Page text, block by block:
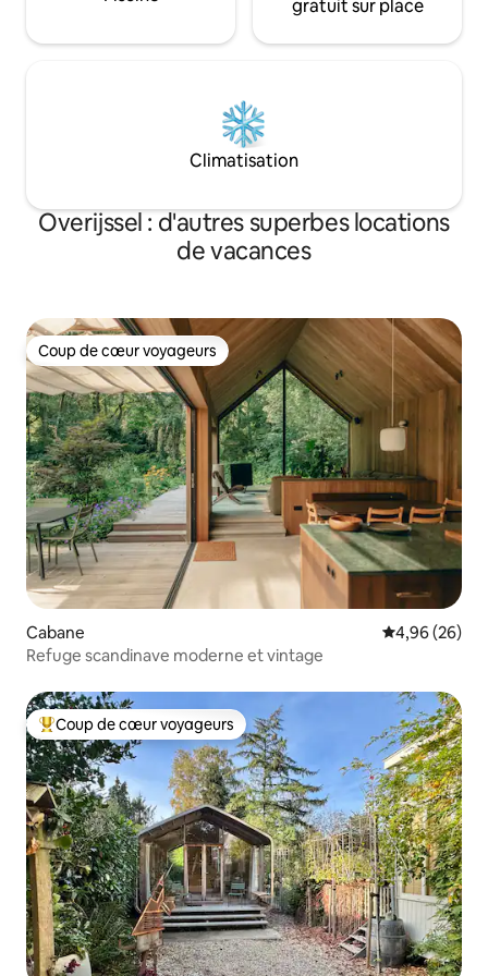
gratuit sur place
Climatisation
Overijssel : d'autres superbes locations
de vacances
Coup de cœur voyageurs
Coup de cœur voyageurs
Cabane Évaluation
4,96 (26)
Refuge scandinave moderne et vintage
Coups de cœur voyageurs les plus appréciés
Coup de cœur voyageurs